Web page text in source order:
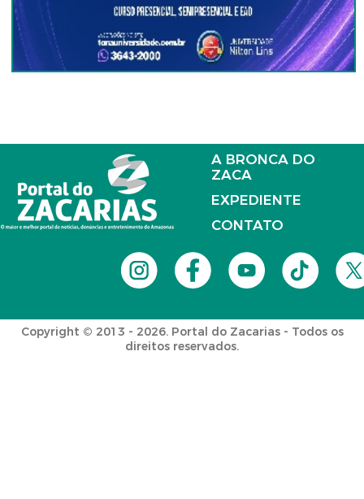
A BRONCA DO
ZACA
EXPEDIENTE
CONTATO
Copyright © 2013 - 2026. Portal do Zacarias - Todos os
direitos reservados.